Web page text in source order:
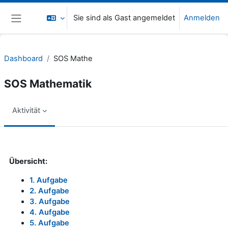
Zum Hauptinhalt
Website-Übersicht
Sie sind als Gast angemeldet Anmelden
Dashboard SOS Mathe
SOS Mathematik
Aktivität
Übersicht:
1. Aufgabe
2. Aufgabe
3. Aufgabe
4. Aufgabe
5. Aufgabe